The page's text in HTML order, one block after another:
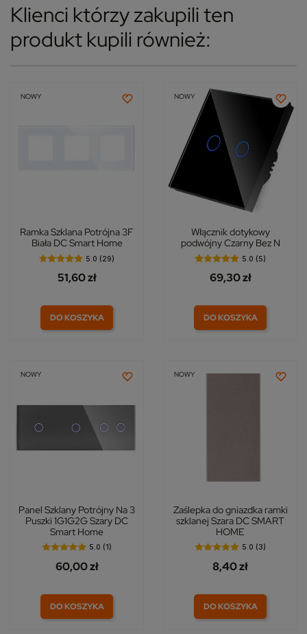
Klienci którzy zakupili ten
produkt kupili również:
NOWY
Ramka Szklana Potrójna 3F
Biała DC Smart Home
5.0 (29)
51,60 zł
DO KOSZYKA
NOWY
Włącznik dotykowy
podwójny Czarny Bez N
5.0 (5)
69,30 zł
DO KOSZYKA
NOWY
Panel Szklany Potrójny Na 3
Puszki 1G1G2G Szary DC
Smart Home
5.0 (1)
60,00 zł
DO KOSZYKA
NOWY
Zaślepka do gniazdka ramki
szklanej Szara DC SMART
HOME
5.0 (3)
8,40 zł
DO KOSZYKA